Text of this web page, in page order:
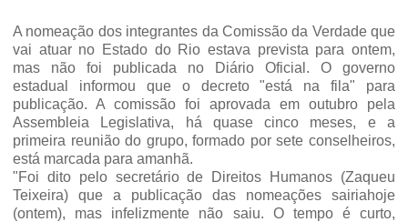
A nomeação dos integrantes da Comissão da Verdade que
vai atuar no Estado do Rio estava prevista para ontem,
mas não foi publicada no Diário Oficial. O governo
estadual informou que o decreto "está na fila" para
publicação. A comissão foi aprovada em outubro pela
Assembleia Legislativa, há quase cinco meses, e a
primeira reunião do grupo, formado por sete conselheiros,
está marcada para amanhã.
"Foi dito pelo secretário de Direitos Humanos (Zaqueu
Teixeira) que a publicação das nomeações sairiahoje
(ontem), mas infelizmente não saiu. O tempo é curto,